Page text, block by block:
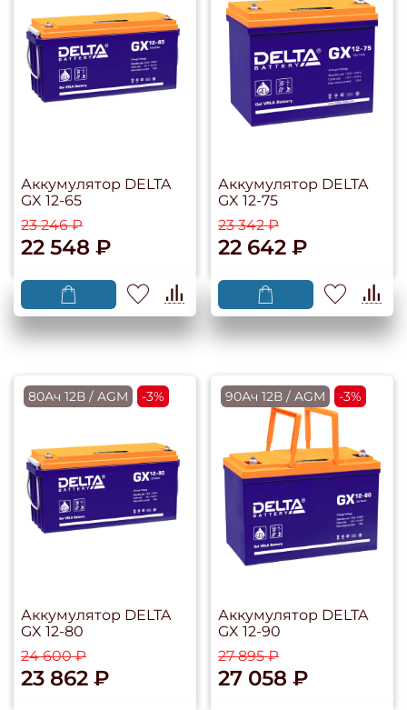
Аккумулятор DELTA
GX 12-65
23 246 ₽
22 548 ₽
Аккумулятор DELTA
GX 12-75
23 342 ₽
22 642 ₽
80Ач 12В / AGM -3%
Аккумулятор DELTA
GX 12-80
24 600 ₽
23 862 ₽
90Ач 12В / AGM -3%
Аккумулятор DELTA
GX 12-90
27 895 ₽
27 058 ₽